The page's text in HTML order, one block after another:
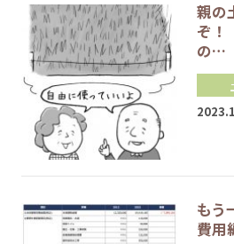
親の
ぞ！
の…
もう
費用